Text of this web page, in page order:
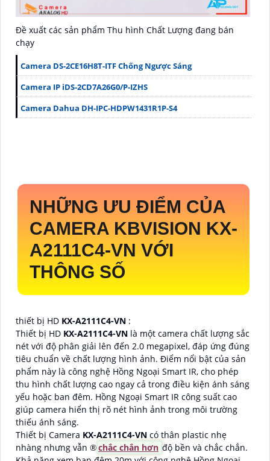
Đề xuất các sản phẩm Thu hình Chất Lượng đang bán
chạy
Camera DS-2CE16H8T-ITF Chống Ngược Sáng
Camera IP iDS-2CD7A26G0/P-IZHS
Camera Dahua DH-IPC-HDPW1431R1P-S4
NHỮNG ƯU ĐIỂM CỦA
CAMERA KBVISION KX-
A2111C4-VN VỚI
THÔNG SỐ
thiết bị HD KX-A2111C4-VN :
Thiết bị HD KX-A2111C4-VN là một camera chất lượng sắc
nét với độ phân giải lên đến 2.0 megapixel, đáp ứng đúng
tiêu chuẩn về chất lượng hình ảnh. Điểm nổi bật của sản
phẩm này là công nghệ Hồng Ngoại Smart IR, cho phép
thu hình chất lượng cao ngay cả trong điều kiện ánh sáng
yếu hoặc ban đêm. Hồng Ngoại Smart IR công suất cao
giúp camera hiển thị rõ nét hình ảnh trong môi trường
thiếu ánh sáng.
Thiết bị Camera KX-A2111C4-VN có thân plastic nhẹ
nhàng nhưng vẫn ®️chắc chắn hơn độ bền và chắc chắn.